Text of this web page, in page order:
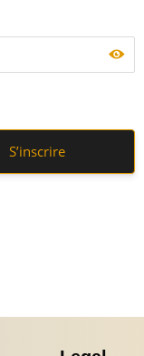
S’inscrire